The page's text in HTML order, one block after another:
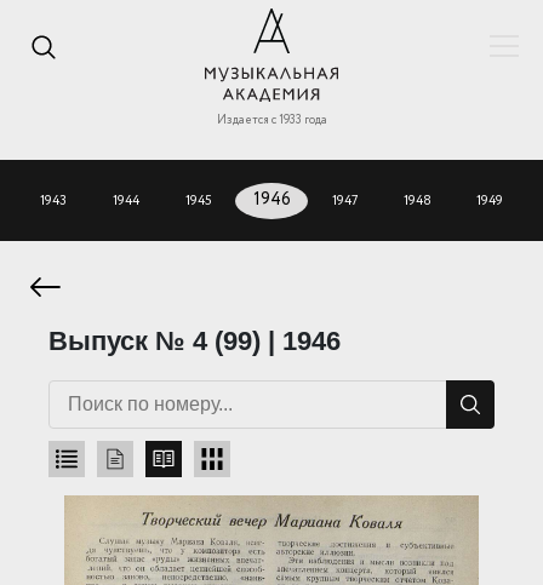
Издается с 1933 года
1943 1944 1945 1946 1947 1948 1949
Выпуск № 4 (99) | 1946